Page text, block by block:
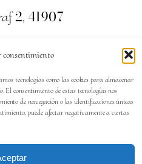
consentimiento
tecnologías como las cookies para almacenar
consentimiento de estas tecnologías nos
de navegación o las identificaciones únicas
puede afectar negativamente a ciertas
2, 41907
Sevilla
700313
EN: